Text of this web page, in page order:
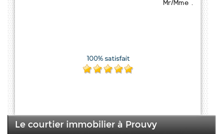
Mr/Mme .
Le courtier immobilier à Prouvy